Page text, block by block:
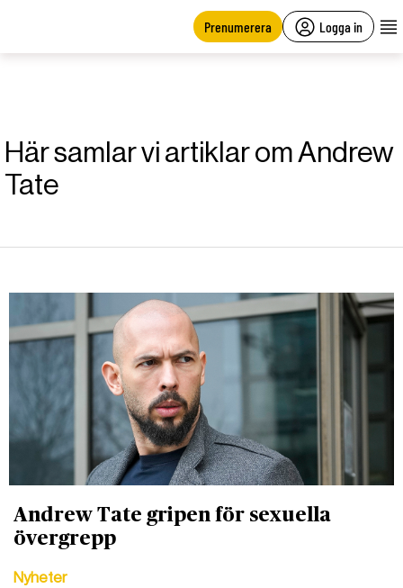
Prenumerera Logga in
Här samlar vi artiklar om Andrew
Tate
Andrew Tate gripen för sexuella
övergrepp
Nyheter